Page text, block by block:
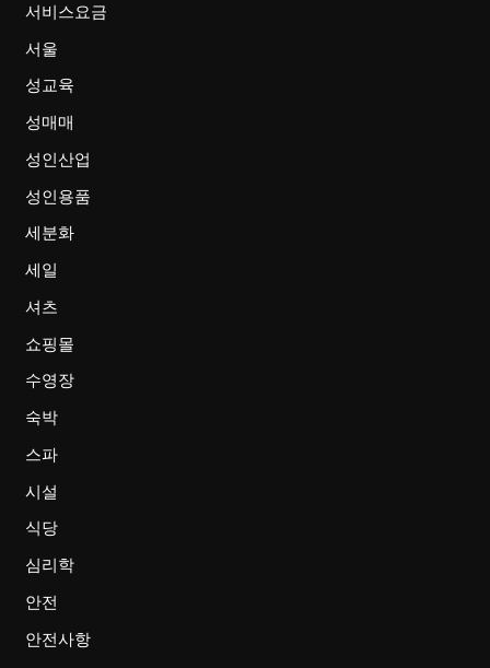
서비스요금
서울
성교육
성매매
성인산업
성인용품
세분화
세일
셔츠
쇼핑몰
수영장
숙박
스파
시설
식당
심리학
안전
안전사항